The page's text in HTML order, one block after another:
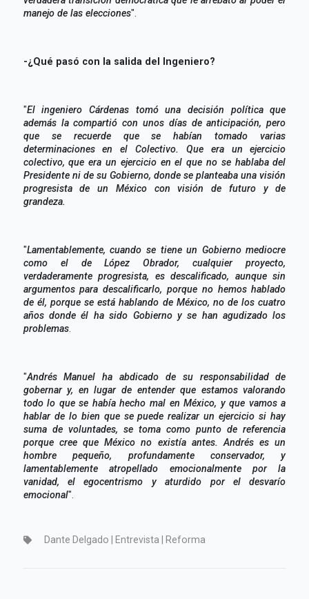
manejo de las elecciones".
-¿Qué pasó con la salida del Ingeniero?
"El ingeniero Cárdenas tomó una decisión política que
además la compartió con unos días de anticipación, pero
que se recuerde que se habían tomado varias
determinaciones en el Colectivo. Que era un ejercicio
colectivo, que era un ejercicio en el que no se hablaba del
Presidente ni de su Gobierno, donde se planteaba una visión
progresista de un México con visión de futuro y de
grandeza.
"Lamentablemente, cuando se tiene un Gobierno mediocre
como el de López Obrador, cualquier proyecto,
verdaderamente progresista, es descalificado, aunque sin
argumentos para descalificarlo, porque no hemos hablado
de él, porque se está hablando de México, no de los cuatro
años donde él ha sido Gobierno y se han agudizado los
problemas.
"Andrés Manuel ha abdicado de su responsabilidad de
gobernar y, en lugar de entender que estamos valorando
todo lo que se había hecho mal en México, y que vamos a
hablar de lo bien que se puede realizar un ejercicio si hay
suma de voluntades, se toma como punto de referencia
porque cree que México no existía antes. Andrés es un
hombre pequeño, profundamente conservador, y
lamentablemente atropellado emocionalmente por la
vanidad, el egocentrismo y aturdido por el desvarío
emocional".
Dante Delgado | Entrevista | Reforma